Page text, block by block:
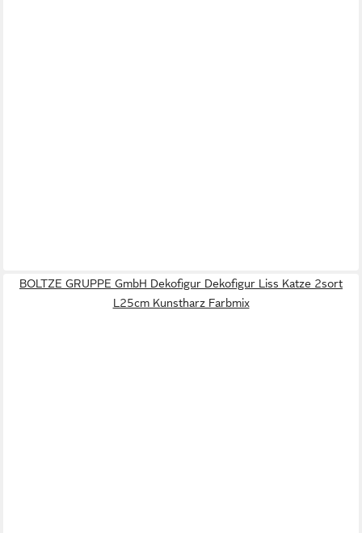
BOLTZE GRUPPE GmbH Dekofigur Dekofigur Liss Katze 2sort
L25cm Kunstharz Farbmix